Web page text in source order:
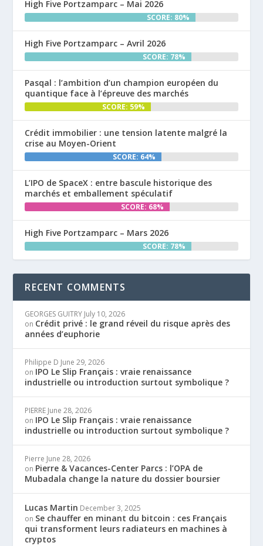
High Five Portzamparc – Mai 2026
SCORE: 80%
High Five Portzamparc – Avril 2026
SCORE: 78%
Pasqal : l’ambition d’un champion européen du
quantique face à l’épreuve des marchés
SCORE: 59%
Crédit immobilier : une tension latente malgré la
crise au Moyen-Orient
SCORE: 64%
L’IPO de SpaceX : entre bascule historique des
marchés et emballement spéculatif
SCORE: 68%
High Five Portzamparc – Mars 2026
SCORE: 78%
RECENT COMMENTS
GEORGES GUITRY July 10, 2026
on Crédit privé : le grand réveil du risque après des
années d’euphorie
Philippe D June 29, 2026
on IPO Le Slip Français : vraie renaissance
industrielle ou introduction surtout symbolique ?
PIERRE June 28, 2026
on IPO Le Slip Français : vraie renaissance
industrielle ou introduction surtout symbolique ?
Pierre June 28, 2026
on Pierre & Vacances-Center Parcs : l’OPA de
Mubadala change la nature du dossier boursier
Lucas Martin December 3, 2025
on Se chauffer en minant du bitcoin : ces Français
qui transforment leurs radiateurs en machines à
cryptos